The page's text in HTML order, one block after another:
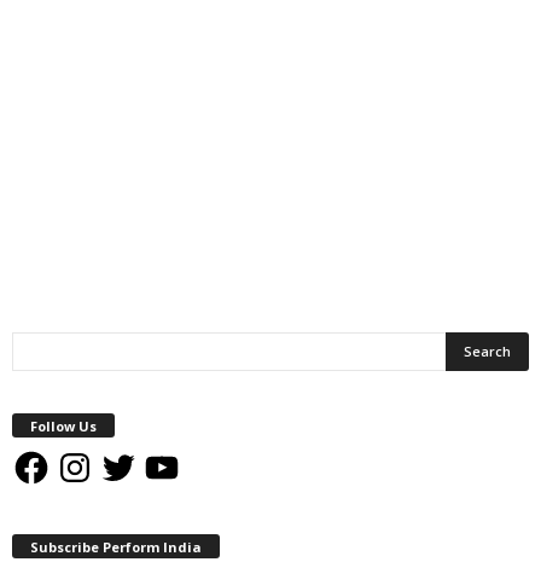
Follow Us
FacebookInstagram
Twitter YouTube
Subscribe Perform India